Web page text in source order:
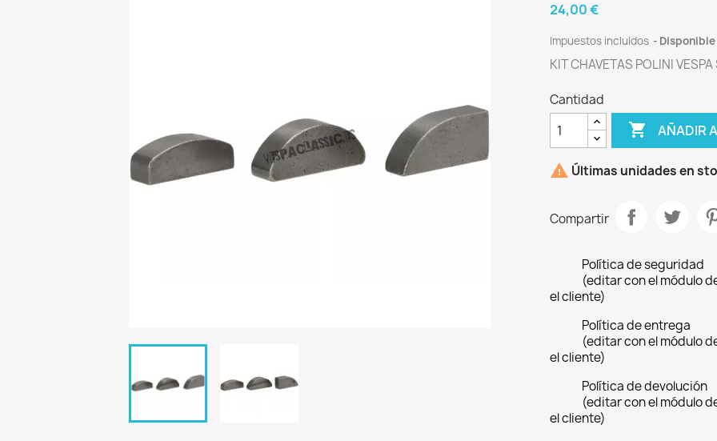
24,00 €
Impuestos incluidos
KIT CHAVETAS POLINI
Cantidad
 AÑADIR
 Últimas unidades en
Compartir
Política de seguridad
(editar con el módulo
el cliente)
Política de entrega
(editar con el módulo
el cliente)
Política de devolución
(editar con el módulo
el cliente)